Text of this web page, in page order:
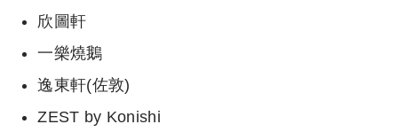
欣圖軒
一樂燒鵝
逸東軒(佐敦)
ZEST by Konishi